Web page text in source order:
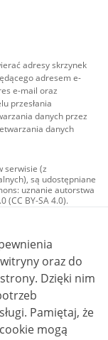
adresy skrzynek
adresem e-
e-mail oraz
przesłania
danych przez
danych
serwisie (z
są udostępniane
uznanie autorstwa
(CC BY-SA 4.0).
zdjęcia, materiały
licencji typu
użycie
4.0 (CC BY-
inaczej.
oraz do
nim
że
mogą